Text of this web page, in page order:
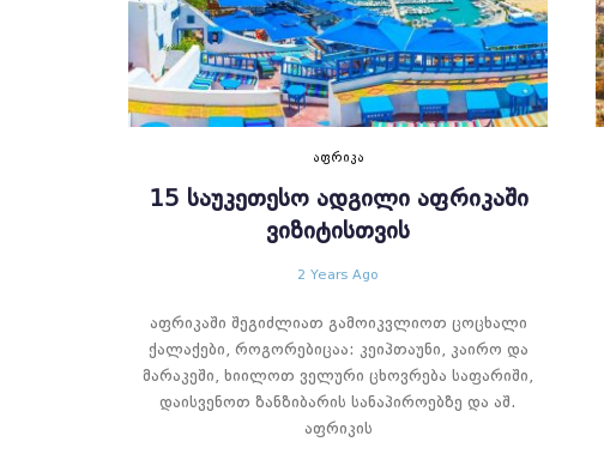
ᲐᲤᲠᲘᲙᲐ
15 ᲡᲐᲣᲙᲔᲗᲔᲡᲝ ᲐᲓᲒᲘᲚᲘ ᲐᲤᲠᲘᲙᲐᲨᲘ
ᲕᲘᲖᲘᲢᲘᲡᲗᲕᲘᲡ
2 Years Ago
აფრიკაში შეგიძლიათ გამოიკვლიოთ ცოცხალი
ქალაქები, როგორებიცაა: კეიპთაუნი, კაირო და
მარაკეში, ხიილოთ ველური ცხოვრება საფარიში,
დაისვენოთ ზანზიბარის სანაპიროებზე და აშ.
აფრიკის